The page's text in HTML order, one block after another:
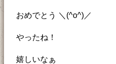
おめでとう ＼(^o^)／
やったね！
嬉しいなぁ